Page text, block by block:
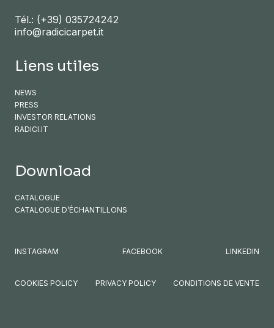
Tél.: (+39) 035724242
info@radicicarpet.it
Liens utiles
NEWS
PRESS
INVESTOR RELATIONS
RADICI.IT
Download
CATALOGUE
CATALOGUE D’ÉCHANTILLONS
INSTAGRAM FACEBOOK LINKEDIN
COOKIES POLICY PRIVACY POLICY CONDITIONS DE VENTE